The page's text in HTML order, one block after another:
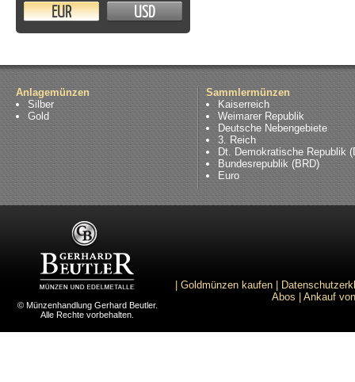
EUR USD
Anlagemünzen
Silber
Gold
Sammlermünzen
Kaiserreich
Weimarer Republik
Deutsche Nebengebiete
3. Reich
Dt. Demokratische Republik
Bundesrepublik (BRD)
Euro
© Münzenhandlung Gerhard Beutler.
Alle Rechte vorbehalten.
Goldmünzen kaufen
Abos
Ankauf